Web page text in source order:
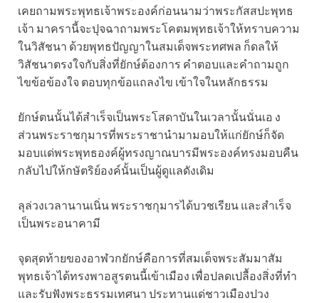
เคยถามพระพุทธเจ้าพระองค์ก่อนนามว่าพระกัสสปะพุทธ
เจ้า มาครานี้จะปุจฉาถามพระโคตมพุทธเจ้าให้ทราบความ
ในวิสัชนา ด้วยพุทธปัญญาในสมเด็จพระทศพล ก็ดลให้
วิสัชนาตรงใจกับสิ่งที่ยักษ์ต้องการ คำตอบและคำถามถูก
ไขข้อข้องใจ ตอบทุกข้อแถลงไข เข้าใจในหลักธรรม
ยักษ์ตนนั้นได้สำเร็จเป็นพระโสดาบันในเวลานั้นนั่นเอ ง
ส่วนพระราชกุมารที่พระราชานำมามอบให้แก่ยักษ์ก็จัด
มอบแด่พระพุทธองค์ผู้ทรงญาณบารมีพระองค์ทรงมอบคืน
กลับไปให้กษัตริย์องค์นั้นเป็นผู้ดูแลดังเดิม
ลุล่วงเวลานานเนิ่น พระราชกุมารได้บวชเรียน และสำเร็จ
เป็นพระอนาคามี
จุดสุดท้ายของอาฬวกยักษ์คือการที่สมเด็จพระสัมมาสัม
พุทธเจ้าได้ทรงพาอสูรตนนี้เข้าเมือง เพื่อปลดเปลื้องสิ่งที่ทำ
และรับฟังพระธรรมเทศนา ประทานแด่ชาวเมืองปวง